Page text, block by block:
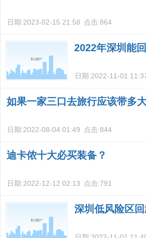
日期:2023-02-15 21:58 点击:864
2022年深圳能
日期:2022-11-01
如果一家三口去旅行应该带多
日期:2022-08-04 01:49 点击:844
迪卡侬十大必买装备？
日期:2022-12-12 02:13 点击:791
深圳低风险区